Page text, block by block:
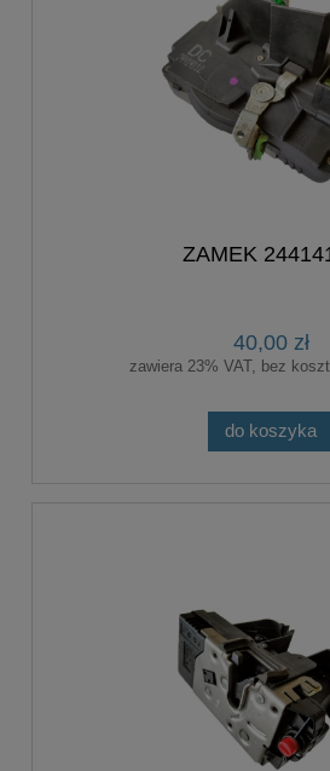
ZAMEK
40,00 zł
zawiera 23% VAT, bez
do koszyka